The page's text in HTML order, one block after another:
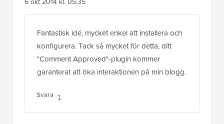
Fantastisk idé, mycket enkel att installera och
konfigurera. Tack så mycket för detta, ditt
"Comment Approved"-plugin kommer
garanterat att öka interaktionen på min blogg.
Svara